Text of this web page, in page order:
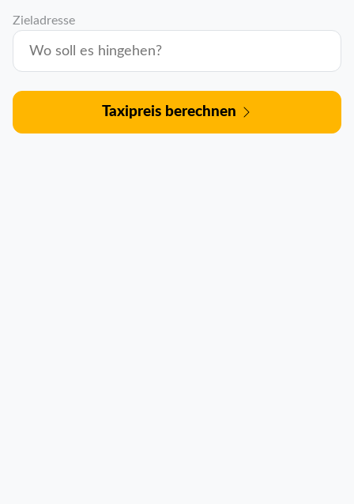
Zieladresse
Taxipreis berechnen